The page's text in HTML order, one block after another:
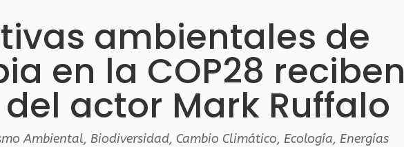
ambientales de
en la COP28 reciben
actor Mark Ruffalo
Ambiental, Biodiversidad, Cambio Climático, Ecología, Energías